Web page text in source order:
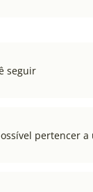
seguir
pertencer a